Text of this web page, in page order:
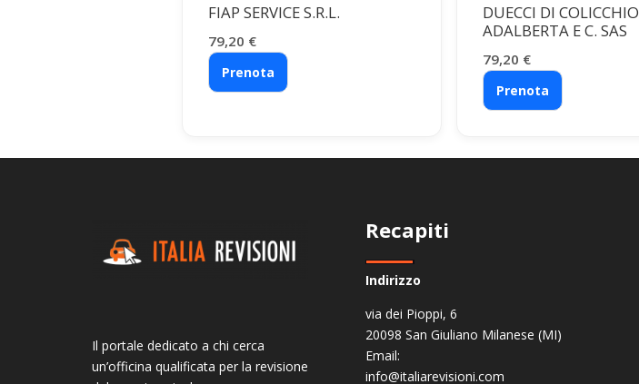
FIAP SERVICE S.R.L.
79,20 €
Prenota
DUECCI DI COLICCHIO
ADALBERTA E C. SAS
79,20 €
Prenota
Il portale dedicato a chi cerca
un’officina qualificata per la revisione
Recapiti
Indirizzo
via dei Pioppi, 6
20098 San Giuliano Milanese (MI)
Email:
info@italiarevisioni.com